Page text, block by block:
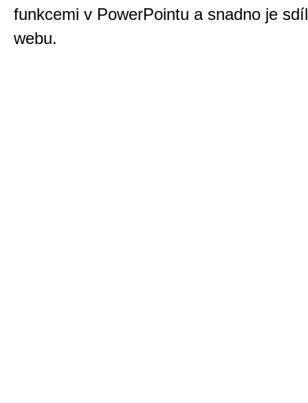
funkcemi v PowerPointu a snadno je
webu.